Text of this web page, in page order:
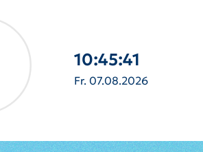
10:45:42
Fr. 07.08.2026